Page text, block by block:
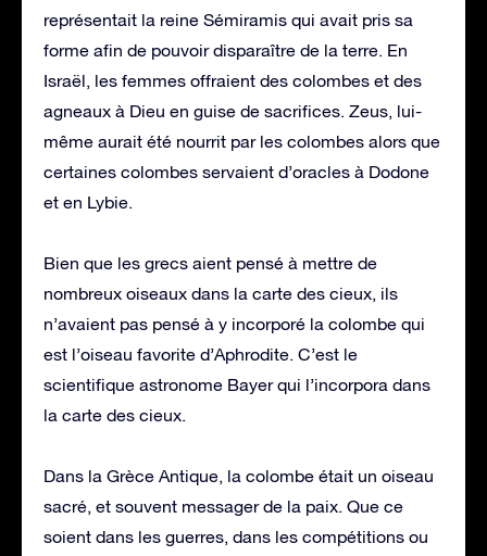
représentait la reine Sémiramis qui avait pris sa
forme afin de pouvoir disparaître de la terre. En
Israël, les femmes offraient des colombes et des
agneaux à Dieu en guise de sacrifices. Zeus, lui-
même aurait été nourrit par les colombes alors que
certaines colombes servaient d’oracles à Dodone
et en Lybie.
Bien que les grecs aient pensé à mettre de
nombreux oiseaux dans la carte des cieux, ils
n’avaient pas pensé à y incorporé la colombe qui
est l’oiseau favorite d’Aphrodite. C’est le
scientifique astronome Bayer qui l’incorpora dans
la carte des cieux.
Dans la Grèce Antique, la colombe était un oiseau
sacré, et souvent messager de la paix. Que ce
soient dans les guerres, dans les compétitions ou